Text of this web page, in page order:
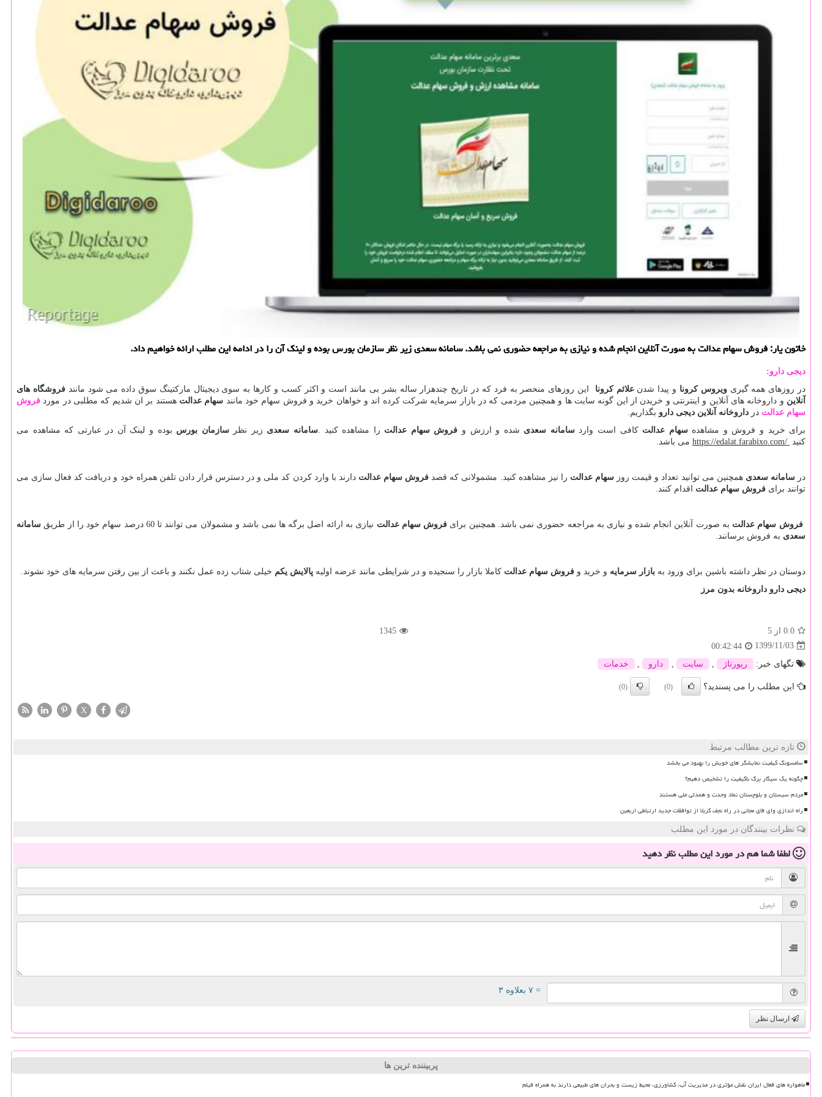
خاتون یار: فروش سهام عدالت به صورت آنلاین انجام شده و نیازی به مراجعه حضوری نمی باشد. سامانه سعدی زیر نظر سازمان بورس بوده و لینك آن را در ادامه این مطلب ارائه خواهیم داد.
دیجی دارو:
در روزهای همه گیریویروس کرونا و پیدا شدنعلائم کرونا این روزهای منحصر به فرد که در تاریخ چندهزار ساله بشر بی مانند است و اکثر کسب و کارها به سوی دیجیتال مارکتینگ سوق داده می شود مانندفروشگاه های
آنلاین و داروخانه های آنلاین و اینترنتی و خریدن از این گونه سایت ها و همچنین مردمی که در بازار سرمایه شرکت کرده اند و خواهان خرید و فروش سهام خود مانند سهام عدالت هستند بر ان شدیم که مطلبی در مورد فروش
سهام عدالت در داروخانه آنلاین دیجی دارو بگذاریم.
برای خرید و فروش و مشاهدهسهام عدالت کافی است واردسامانه سعدی شده و ارزش و فروش سهام عدالت را مشاهده کنید .سامانه سعدی زیر نظرسازمان بورس بوده و لینک آن در عبارتی که مشاهده می
کنید
https://edalat.farabixo.com/ می باشد.
درسامانه سعدی همچنین می توانید تعداد و قیمت روز سهام عدالت را نیز مشاهده کنید. مشمولانی که قصد فروش سهام عدالت دارند با وارد کردن کد ملی و در دسترس قرار دادن تلفن همراه خود و دریافت کد فعال سازی می
توانند برای فروش سهام عدالت اقدام کنند.
فروش سهام عدالت به صورت آنلاین انجام شده و نیازی به مراجعه حضوری نمی باشد. همچنین برای فروش سهام عدالت نیازی به ارائه اصل برگه ها نمی باشد و مشمولان می توانند تا 60 درصد سهام خود را از طریق
سامانه
سعدی به فروش برسانند.
دوستان در نظر داشته باشین برای ورود به بازار سرمایه و خرید و فروش سهام عدالت کاملا بازار را سنجیده و در شرایطی مانند عرضه اولیه پالایش یکم خیلی شتاب زده عمل نکنند و باعث از بین رفتن سرمایه های خود نشوند.
دیجی دارو داروخانه بدون مرز
0.0 از 5
1345
1399/11/03
00:42:44
تگهای خبر:
رپورتاژ , سایت , دارو , خدمات
این مطلب را می پسندید؟ (0)
(0)
X
تازه ترین مطالب مرتبط
سامسونگ کیفیت نمایشگر های خویش را بهبود می بخشد
چگونه یک سیگار برگ باکیفیت را تشخیص دهیم؟
مردم سیستان و بلوچستان نماد وحدت و همدلی ملی هستند
راه اندازی وای فای مجانی در راه نجف کربلا از توافقات جدید ارتباطی اربعین
نظرات بینندگان در مورد این مطلب
لطفا شما همدر مورد این مطلبنظر دهید
= ۷ بعلاوه ۳
ارسال نظر
پربیننده ترین ها
ماهواره های فعال ایران نقش مؤثری در مدیریت آب، کشاورزی، محیط زیست و بحران های طبیعی دارند به همراه فیلم